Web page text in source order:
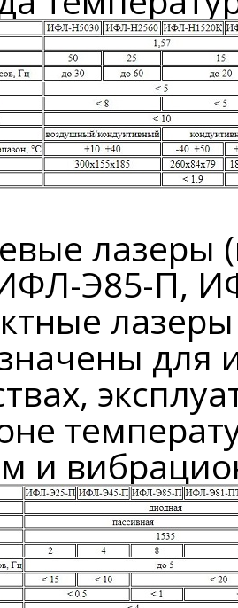
Э85-П,
для
и